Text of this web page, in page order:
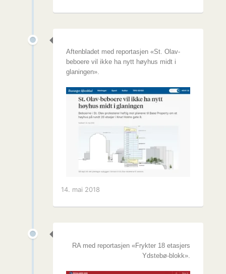
Aftenbladet med reportasjen «St. Olav-
beboere vil ikke ha nytt høyhus midt i
glaningen».
14. mai 2018
RA med reportasjen «Frykter 18 etasjers
Ydstebø-blokk».